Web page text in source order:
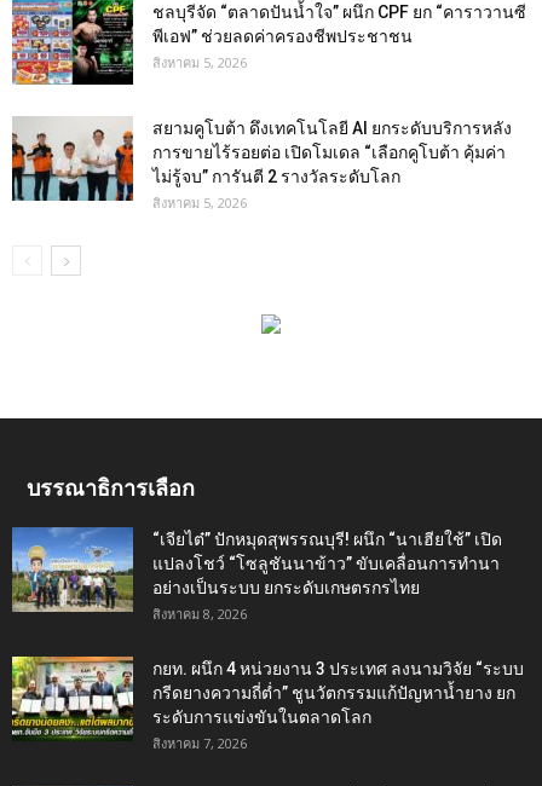
ชลบุรีจัด “ตลาดปันน้ำใจ” ผนึก CPF ยก “คาราวานซี
พีเอฟ” ช่วยลดค่าครองชีพประชาชน
สิงหาคม 5, 2026
สยามคูโบต้า ดึงเทคโนโลยี AI ยกระดับบริการหลัง
การขายไร้รอยต่อ เปิดโมเดล “เลือกคูโบต้า คุ้มค่า
ไม่รู้จบ” การันตี 2 รางวัลระดับโลก
สิงหาคม 5, 2026
บรรณาธิการเลือก
“เจียไต๋” ปักหมุดสุพรรณบุรี! ผนึก “นาเฮียใช้” เปิด
แปลงโชว์ “โซลูชันนาข้าว” ขับเคลื่อนการทำนา
อย่างเป็นระบบ ยกระดับเกษตรกรไทย
สิงหาคม 8, 2026
กยท. ผนึก 4 หน่วยงาน 3 ประเทศ ลงนามวิจัย “ระบบ
กรีดยางความถี่ต่ำ” ชูนวัตกรรมแก้ปัญหาน้ำยาง ยก
ระดับการแข่งขันในตลาดโลก
สิงหาคม 7, 2026